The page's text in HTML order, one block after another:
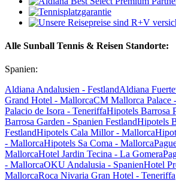
Alle Sunball Tennis & Reisen Standorte:
Spanien:
Aldiana Andalusien - FestlandAldiana
Grand Hotel - MallorcaCM Mallorca Palace
Palacio de Isora - TeneriffaHipotels Barrosa
Barrosa Garden - Spanien FestlandHipotels
FestlandHipotels Cala Millor - Mallorca
- MallorcaHipotels Sa Coma - Mallorca
MallorcaHotel Jardin Tecina - La Gomera
- MallorcaOKU Andalusia - SpanienHotel
MallorcaRoca Nivaria Gran Hotel - Teneriffa